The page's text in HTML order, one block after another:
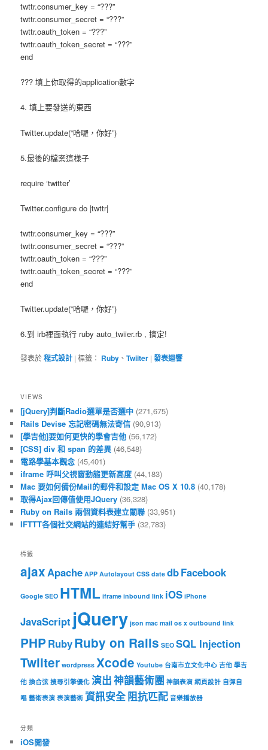
twttr.consumer_key = “???”
twttr.consumer_secret = “???”
twttr.oauth_token = “???”
twttr.oauth_token_secret = “???”
end
??? 填上你取得的application數字
4. 填上要發送的東西
Twitter.update(“哈囉，你好”)
5.最後的檔案這樣子
require ‘twitter’
Twitter.configure do |twttr|
twttr.consumer_key = “???”
twttr.consumer_secret = “???”
twttr.oauth_token = “???”
twttr.oauth_token_secret = “???”
end
Twitter.update(“哈囉，你好”)
6.到 irb裡面執行 ruby auto_twiier.rb , 搞定!
發表於程式設計 |標籤： Ruby 、Twiiter |發表迴響
VIEWS
[jQuery]判斷Radio選單是否選中 (271,675)
Rails Devise 忘記密碼無法寄信 (90,913)
[學吉他]要如何更快的學會吉他 (56,172)
[CSS] div 和 span 的差異 (46,548)
電路學基本觀念 (45,401)
iframe 呼叫父視窗動態更新高度 (44,183)
Mac 要如何備份Mail的郵件和設定 Mac OS X 10.8 (40,178)
取得Ajax回傳值使用JQuery (36,328)
Ruby on Rails 兩個資料表建立關聯 (33,951)
IFTTT各個社交網站的連結好幫手 (32,783)
標籤
ajaxApache APP Autolayout CSS date dbFacebook
Google SEO HTML iframe inbound link iOS iPhone
JavaScript jQuery json mac mail os x outbound link
PHPRubyRuby on Rails SEO SQL Injection
Twiiter wordpress Xcode Youtube 台南市立文化中心 吉他 學吉
他 換合弦 搜尋引擎優化 演出神韻藝術團 神韻表演 網頁設計 自彈自
唱 藝術表演 表演藝術 資訊安全阻抗匹配 音樂播放器
分類
iOS開發